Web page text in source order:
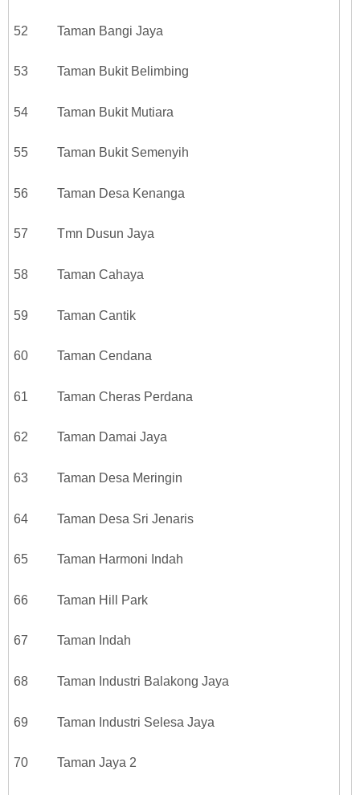
52 Taman Bangi Jaya
53 Taman Bukit Belimbing
54 Taman Bukit Mutiara
55 Taman Bukit Semenyih
56 Taman Desa Kenanga
57 Tmn Dusun Jaya
58 Taman Cahaya
59 Taman Cantik
60 Taman Cendana
61 Taman Cheras Perdana
62 Taman Damai Jaya
63 Taman Desa Meringin
64 Taman Desa Sri Jenaris
65 Taman Harmoni Indah
66 Taman Hill Park
67 Taman Indah
68 Taman Industri Balakong Jaya
69 Taman Industri Selesa Jaya
70 Taman Jaya 2